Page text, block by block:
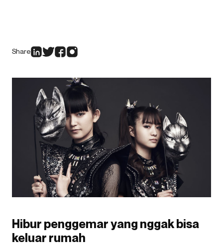
Share
Hibur penggemar yang nggak bisa
keluar rumah